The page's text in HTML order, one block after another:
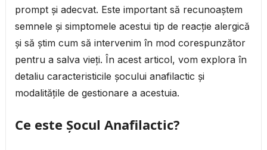
prompt și adecvat. Este important să recunoaștem
semnele și simptomele acestui tip de reacție alergică
și să știm cum să intervenim în mod corespunzător
pentru a salva vieți. În acest articol, vom explora în
detaliu caracteristicile șocului anafilactic și
modalitățile de gestionare a acestuia.
Ce este Șocul Anafilactic?